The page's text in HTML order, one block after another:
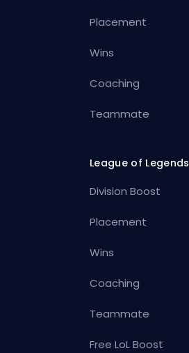
Placement
Wins
Coaching
Teammate
League of Legends
Division Boost
Placement
Wins
Coaching
Teammate
Free LoL Boost